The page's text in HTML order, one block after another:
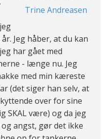
Trine Andreasen
Jeg håber, at du kan
har gået med
- længe nu. Jeg
med min kæreste
(det siger han selv, at
over for sine
SKAL være) og da jeg
og angst, gør det ikke